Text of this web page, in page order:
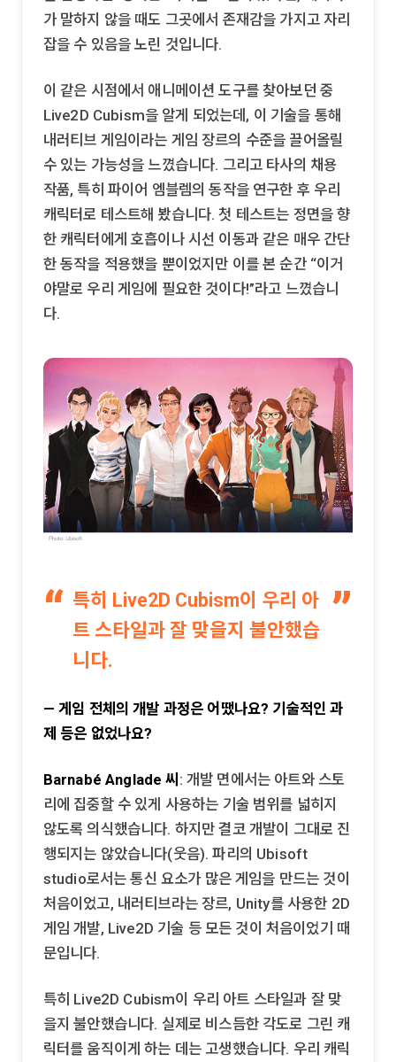
가 말하지 않을 때도 그곳에서 존재감을 가지고 자리
잡을 수 있음을 노린 것입니다.
이 같은 시점에서 애니메이션 도구를 찾아보던 중
Live2D Cubism을 알게 되었는데, 이 기술을 통해
내러티브 게임이라는 게임 장르의 수준을 끌어올릴
수 있는 가능성을 느꼈습니다. 그리고 타사의 채용
작품, 특히 파이어 엠블렘의 동작을 연구한 후 우리
캐릭터로 테스트해 봤습니다. 첫 테스트는 정면을 향
한 캐릭터에게 호흡이나 시선 이동과 같은 매우 간단
한 동작을 적용했을 뿐이었지만 이를 본 순간 “이거
야말로 우리 게임에 필요한 것이다!”라고 느꼈습니
다.
특히 Live2D Cubism이 우리 아
트 스타일과 잘 맞을지 불안했습
니다.
— 게임 전체의 개발 과정은 어땠나요? 기술적인 과
제 등은 없었나요?
Barnabé Anglade 씨 : 개발 면에서는 아트와 스토
리에 집중할 수 있게 사용하는 기술 범위를 넓히지
않도록 의식했습니다. 하지만 결코 개발이 그대로 진
행되지는 않았습니다(웃음). 파리의 Ubisoft
studio로서는 통신 요소가 많은 게임을 만드는 것이
처음이었고, 내러티브라는 장르, Unity를 사용한 2D
게임 개발, Live2D 기술 등 모든 것이 처음이었기 때
문입니다.
특히 Live2D Cubism이 우리 아트 스타일과 잘 맞
을지 불안했습니다. 실제로 비스듬한 각도로 그린 캐
릭터를 움직이게 하는 데는 고생했습니다. 우리 캐릭